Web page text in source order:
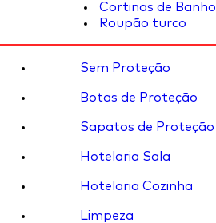
Cortinas de Banho
Roupão turco
Sem Proteção
Botas de Proteção
Sapatos de Proteção
Hotelaria Sala
Hotelaria Cozinha
Limpeza